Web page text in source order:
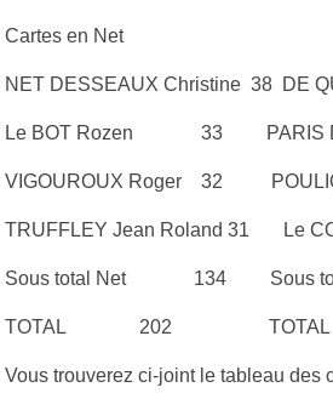
Cartes en Net
NET DESSEAUX Christine 38​ ​ DE
Le BOT Rozen 33 ​ PARIS
VIGOUROUX Roger 32
TRUFFLEY Jean Roland 31
Sous total Net 134 ​ Sous
TOTAL 202
Vous trouverez ci-joint le tableau des